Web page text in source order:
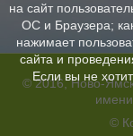
© 2016, Ново-
©
на сайт
ОС и Браузера;
нажимает
сайта и
Если вы не